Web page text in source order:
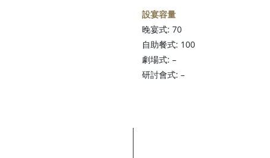
設宴容量
晚宴式: 70
自助餐式: 100
劇場式: –
研討會式: –